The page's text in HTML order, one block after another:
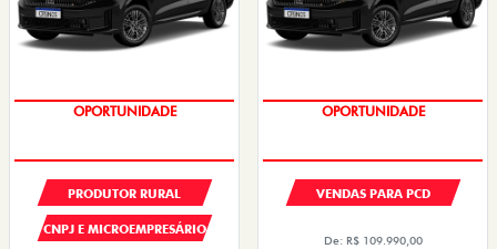
PREÇOS REDUZIDOS
PRODUTOR RURAL
CNPJ E MICROEMPRESÁRIO
PREÇOS REDUZIDOS
VENDAS PARA PCD
De: R$ 109.990,00